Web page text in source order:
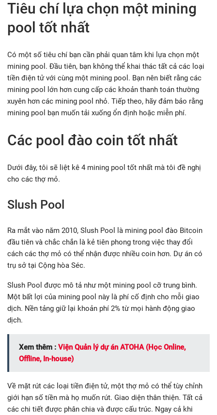
Tiêu chí lựa chọn một mining
pool tốt nhất
Có một số tiêu chí bạn cần phải quan tâm khi lựa chọn một
mining pool. Đầu tiên, bạn không thể khai thác tất cả các loại
tiền điện tử với cùng một mining pool. Bạn nên biết rằng các
mining pool lớn hơn cung cấp các khoản thanh toán thường
xuyên hơn các mining pool nhỏ. Tiếp theo, hãy đảm bảo rằng
mining pool bạn muốn tải xuống ổn định hoặc miễn phí.
Các pool đào coin tốt nhất
Dưới đây, tôi sẽ liệt kê 4 mining pool tốt nhất mà tôi đề nghị
cho các thợ mỏ.
Slush Pool
Ra mắt vào năm 2010, Slush Pool là mining pool đào Bitcoin
đầu tiên và chắc chắn là kẻ tiên phong trong việc thay đổi
cách các thợ mỏ có thể nhận được nhiều coin hơn. Dự án có
trụ sở tại Cộng hòa Séc.
Slush Pool được mô tả như một mining pool cỡ trung bình.
Một bất lợi của mining pool này là phí cố định cho mỗi giao
dịch. Nền tảng giữ lại khoản phí 2% từ mọi hành động giao
dịch.
Xem thêm : Viện Quản lý dự án ATOHA (Học Online,
Offline, In-house)
Về mặt rút các loại tiền điện tử, một thợ mỏ có thể tùy chỉnh
giới hạn số tiền mà họ muốn rút. Giao diện thân thiện. Tất cả
các chi tiết được phân chia và được cấu trúc. Ngay cả khi